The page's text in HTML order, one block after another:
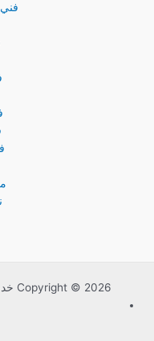
فني
Copyright © 2026 خدمات الكويت |